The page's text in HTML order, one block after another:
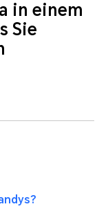
in einem
Sie